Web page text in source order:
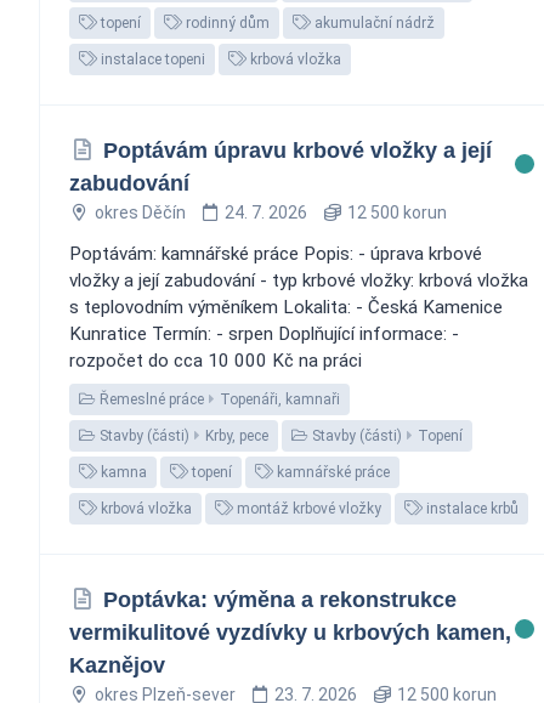
topení rodinný dům akumulační nádrž
instalace topeni krbová vložka
Poptávám úpravu krbové vložky a její
zabudování
okres Děčín 24. 7. 2026 12 500 korun
Poptávám: kamnářské práce Popis: - úprava krbové
vložky a její zabudování - typ krbové vložky: krbová vložka
s teplovodním výměníkem Lokalita: - Česká Kamenice
Kunratice Termín: - srpen Doplňující informace: -
rozpočet do cca 10 000 Kč na práci
Řemeslné práce Topenáři, kamnaři
Stavby (části) Krby, pece Stavby (části) Topení
kamna topení kamnářské práce
krbová vložka montáž krbové vložky instalace krbů
Poptávka: výměna a rekonstrukce
vermikulitové vyzdívky u krbových kamen,
Kaznějov
okres Plzeň-sever 23. 7. 2026 12 500 korun